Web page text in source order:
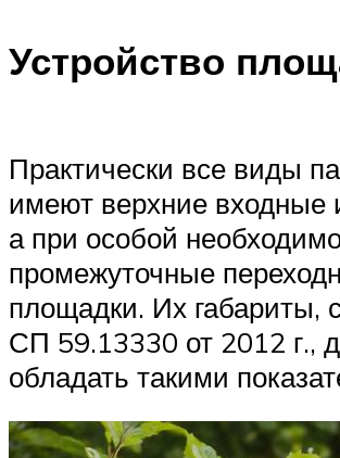
Устройство
Практически все виды
имеют верхние входные
а при особой
промежуточные
площадки. Их габариты,
СП 59.13330 от 2012 г.,
обладать такими